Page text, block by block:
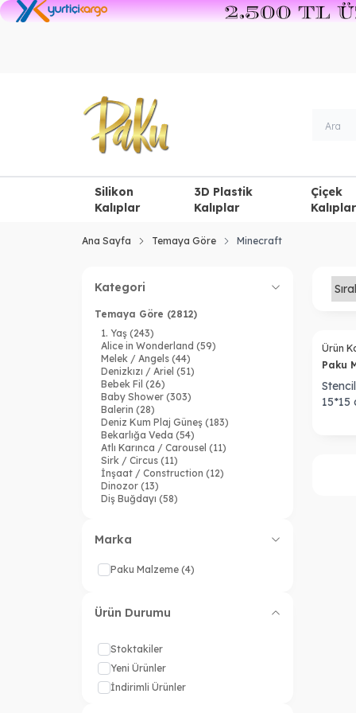
Silikon
Kalıplar
3D Plastik
Kalıplar
Çiçek
Ana Sayfa Temaya Göre Minecraft
Kategori
Temaya Göre (2812)
1. Yaş (243)
Alice in Wonderland (59)
Melek / Angels (44)
Denizkızı / Ariel (51)
Bebek Fil (26)
Baby Shower (303)
Balerin (28)
Deniz Kum Plaj Güneş (183)
Bekarlığa Veda (54)
Atlı Karınca / Carousel (11)
Sirk / Circus (11)
İnşaat / Construction (12)
Dinozor (13)
Diş Buğdayı (58)
Çiftlik / Farmhouse
Flamingo
Taş Devri / Flintstones
(62)
Uçan Balon / Hot Air Baloon
Dondurma Havuz Partisi / Icecream
(119)
Kamp(44)
Marka
Paku Malzeme (4)
Ürün Durumu
Stoktakiler
Yeni Ürünler
İndirimli Ürünler
Ürün
Paku
15*15